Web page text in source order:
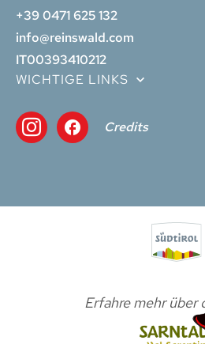
+39 0471 625 132
info@reinswald.com
IT00393410212
WICHTIGE LINKS
Credits
Erfahre mehr über